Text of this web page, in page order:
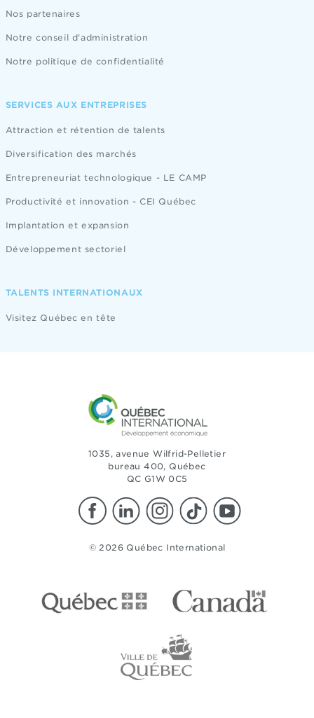
Nos partenaires
Notre conseil d'administration
Notre politique de confidentialité
SERVICES AUX ENTREPRISES
Attraction et rétention de talents
Diversification des marchés
Entrepreneuriat technologique - LE CAMP
Productivité et innovation - CEI Québec
Implantation et expansion
Développement sectoriel
TALENTS INTERNATIONAUX
Visitez Québec en tête
1035, avenue Wilfrid-Pelletier
bureau 400, Québec
QC G1W 0C5
© 2026 Québec International